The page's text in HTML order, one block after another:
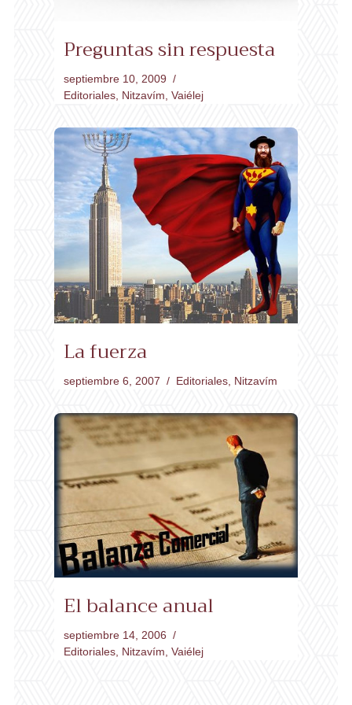
Preguntas sin respuesta
septiembre 10, 2009
Editoriales, Nitzavím, Vaiélej
La fuerza
septiembre 6, 2007 Editoriales, Nitzavím
El balance anual
septiembre 14, 2006
Editoriales, Nitzavím, Vaiélej